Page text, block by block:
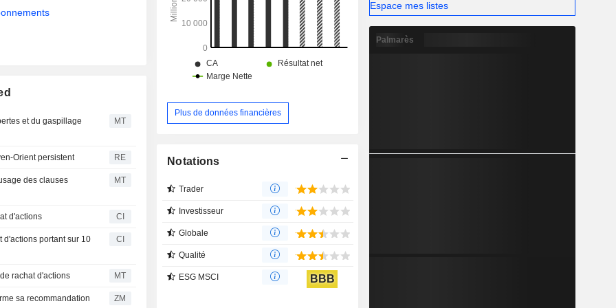
et du gaspillage MT
Orient persistent RE
des clauses MT
d'actions CI
d'actions portant sur 10 CI
rachat d'actions MT
ZM
projets à usage mixte, principalement sur les
marchés urbains et suburbains du Canada.
Plus de données financières
Notations
Trader
Investisseur
Globale
Qualité
ESG MSCI BBB
Espace mes listes
Palmarès